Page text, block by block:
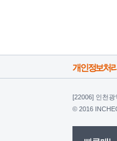
개인정보처
[22006] 인천
© 2016